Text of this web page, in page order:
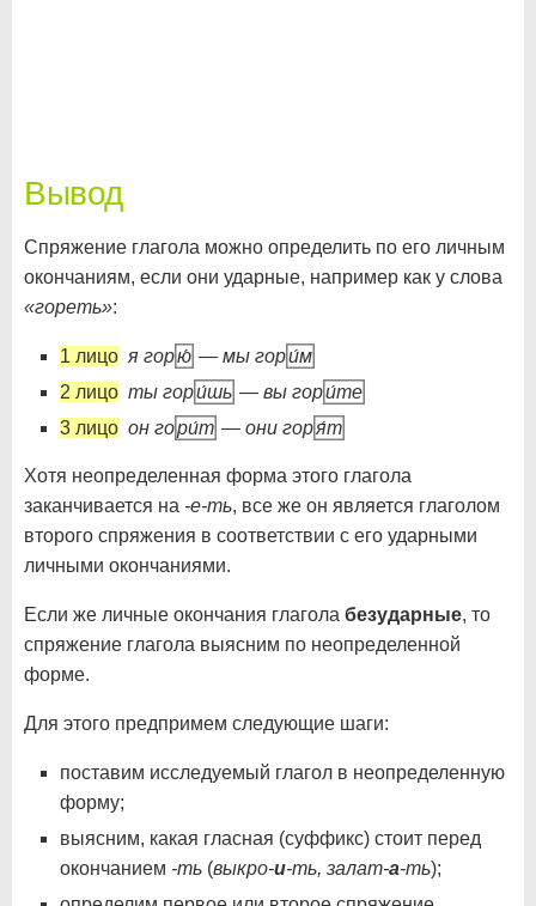
Вывод
Спряжение глагола можно определить по его личным
окончаниям, если они ударные, например как у слова
«гореть»:
1 лицо я горю́ — мы гори́м
2 лицо ты гори́шь — вы гори́те
3 лицо он гори́т — они горя́т
Хотя неопределенная форма этого глагола
заканчивается на -е-ть, все же он является глаголом
второго спряжения в соответствии с его ударными
личными окончаниями.
Если же личные окончания глагола безударные, то
спряжение глагола выясним по неопределенной
форме.
Для этого предпримем следующие шаги:
поставим исследуемый глагол в неопределенную
форму;
выясним, какая гласная (суффикс) стоит перед
окончанием -ть (выкро-и-ть, залат-а-ть);